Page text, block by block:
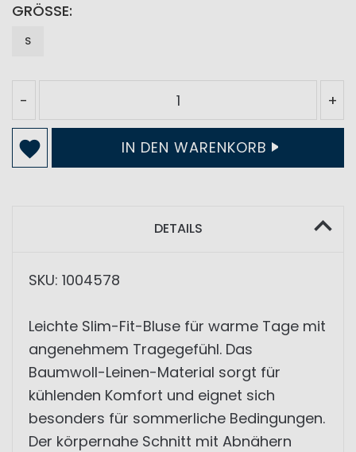
GRÖSSE
S
- +
IN DEN WARENKORB
DETAILS
SKU: 1004578
Leichte Slim-Fit-Bluse für warme Tage mit
angenehmem Tragegefühl. Das
Baumwoll-Leinen-Material sorgt für
kühlenden Komfort und eignet sich
besonders für sommerliche Bedingungen.
Der körpernahe Schnitt mit Abnähern